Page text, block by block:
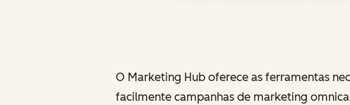
O Marketing Hub oferece as ferramentas
facilmente campanhas de marketing